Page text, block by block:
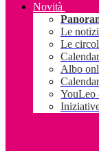
Novità
Le
Le
Albo
YouLeo